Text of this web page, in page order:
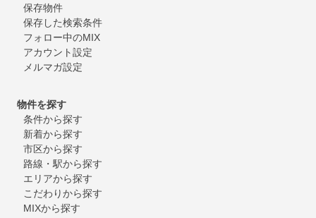
保存物件
保存した検索条件
フォロー中のMIX
アカウント設定
メルマガ設定
物件を探す
条件から探す
新着から探す
市区から探す
路線・駅から探す
エリアから探す
こだわりから探す
MIXから探す